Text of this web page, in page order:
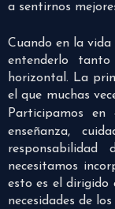
a sentirnos
Cuando en la vida
entenderlo
horizontal. La
el que muchas
Participamos
enseñanza,
necesitamos
esto es el dirigido
necesidades de